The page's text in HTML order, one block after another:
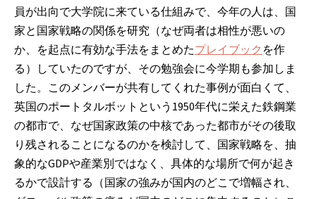
員が出向で大学院に来ている仕組みで、今年の人は、国
家と国家戦略の関係を研究（なぜ両者は相性が悪いの
か、を起点に有効な手法をまとめたプレイブック を作
る）していたのですが、その勉強会に今学期も参加しま
した。このメンバーが共有してくれた事例が面白くて、
英国のポートタルボットという1950年代に栄えた鉄鋼業
の都市で、なぜ国家政策の中核であった都市がその後取
り残されることになるのかを検討して、国家戦略を、抽
象的なGDPや産業別ではなく、具体的な場所で何が起き
るかで設計する（国家の強みが国内のどこで増幅され、